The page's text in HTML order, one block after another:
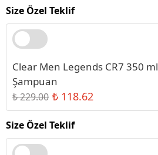
Size Özel Teklif
Clear Men Legends CR7 350 ml
Şampuan
₺ 229.00 ₺ 118.62
Size Özel Teklif